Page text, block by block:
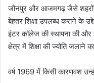
जौनपुर और आजमगढ़ जैसे शहरों
बेहतर शिक्षा उपलब्ध कराने के
इंटर कॉलेज की स्थापना की और
क्षेत्र में शिक्षा की ज्योति जलाने
वर्ष 1969 में किसी कारणवश